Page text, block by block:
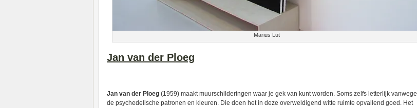
Marius Lut
Jan van der Ploeg
Jan van der Ploeg (1959) maakt muurschilderingen waar je gek van kunt worden. Soms zelfs letterlijk vanwege
de psychedelische patronen en kleuren. Die doen het in deze overweldigend witte ruimte opvallend goed. Het